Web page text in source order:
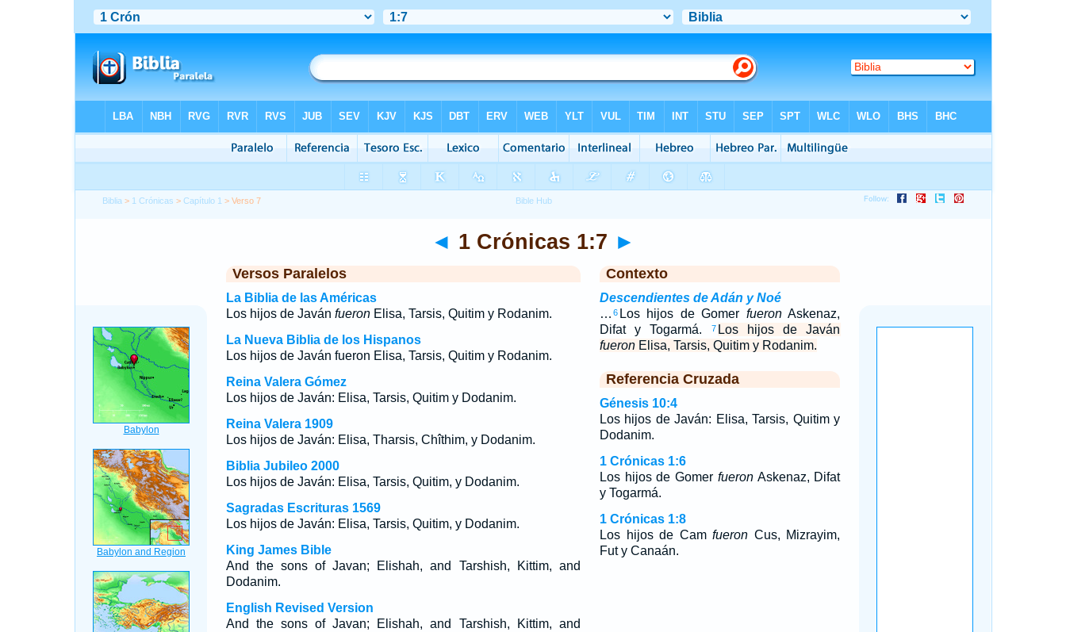
Biblia > 1 Crónicas >Capítulo 1 > Verso 7
◄ 1 Crónicas 1:7 ►
Versos Paralelos
La Biblia de las Américas
Los hijos de Javán fueronElisa, Tarsis, Quitim y Rodanim.
La Nueva Biblia de los Hispanos
Los hijos de Javán fueron Elisa, Tarsis, Quitim y Rodanim.
Reina Valera Gómez
Los hijos de Javán: Elisa, Tarsis, Quitim y Dodanim.
Reina Valera 1909
Los hijos de Javán: Elisa, Tharsis, Chîthim, y Dodanim.
Biblia Jubileo 2000
Los hijos de Javán: Elisa, Tarsis, Quitim, y Dodanim.
Sagradas Escrituras 1569
Los hijos de Javán: Elisa, Tarsis, Quitim, y Dodanim.
King James Bible
And the sons of Javan; Elishah, and Tarshish, Kittim, and
Dodanim.
English Revised Version
And the sons of Javan; Elishah, and Tarshish, Kittim, and
Contexto
Descendientes de Adán y Noé
… 6 Los hijos de Gomer fueronAskenaz,
Difat y Togarmá.
7 Los hijos de Javán
fueronElisa, Tarsis, Quitim y Rodanim.
Referencia Cruzada
Génesis 10:4
Los hijos de Javán: Elisa, Tarsis, Quitim y
Dodanim.
1 Crónicas 1:6
Los hijos de Gomer fueronAskenaz, Difat
y Togarmá.
1 Crónicas 1:8
Los hijos de Camfueron Cus, Mizrayim,
Fut y Canaán.